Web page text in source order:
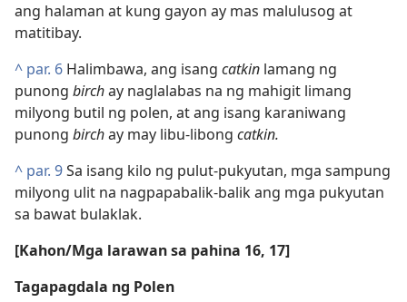
ang halaman at kung gayon ay mas malulusog at
matitibay.
^ par. 6 Halimbawa, ang isang catkin lamang ng
punong birchay naglalabas na ng mahigit limang
milyong butil ng polen, at ang isang karaniwang
punong birchay may libu-libong catkin.
^ par. 9Sa isang kilo ng pulut-pukyutan, mga sampung
milyong ulit na nagpapabalik-balik ang mga pukyutan
sa bawat bulaklak.
[Kahon/Mga larawan sa pahina 16, 17]
Tagapagdala ng Polen